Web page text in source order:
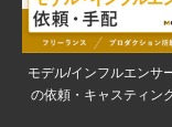
モデル/インフルエンサ
の依頼・キャスティン